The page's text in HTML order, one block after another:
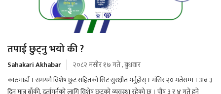
तपाई छुट्नु भयो की ?
Sahakari Akhabar
२०८२ मंसीर १७ गते , बुधवार
काठमाडौं । समयमै विशेष छुट सहितको सिट सुरक्षीत गर्नुहोस् । मंसिर २० गतेसम्म । अब ३